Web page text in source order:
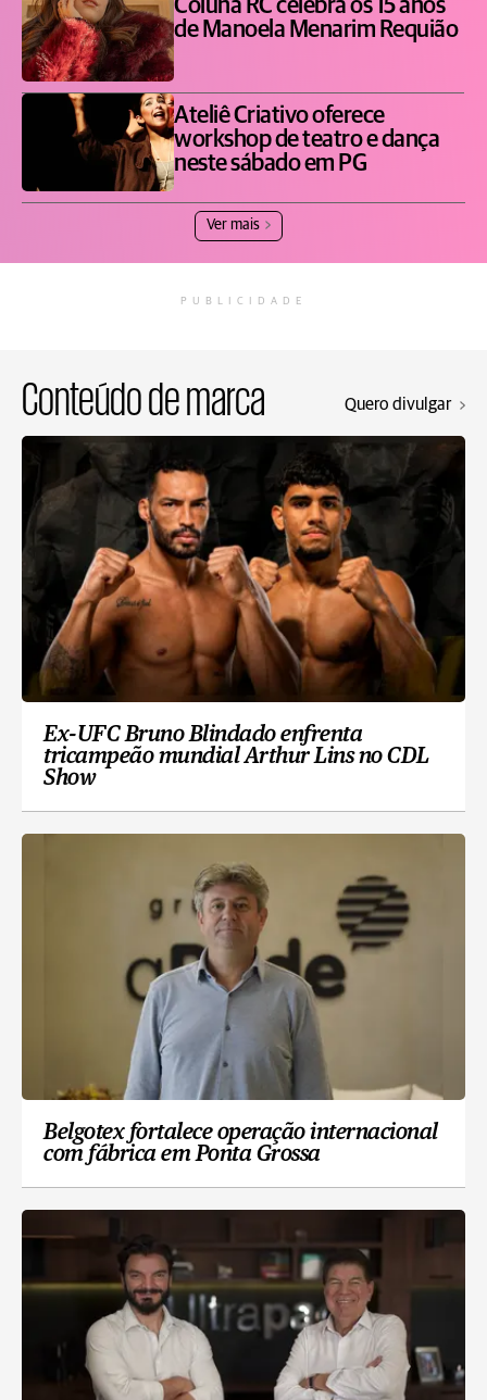
Coluna RC celebra os 15 anos
de Manoela Menarim Requião
Ateliê Criativo oferece
workshop de teatro e dança
neste sábado em PG
Ver mais
PUBLICIDADE
Conteúdo de marca Quero divulgar
Ex-UFC Bruno Blindado enfrenta
tricampeão mundial Arthur Lins no CDL
Show
Belgotex fortalece operação internacional
com fábrica em Ponta Grossa